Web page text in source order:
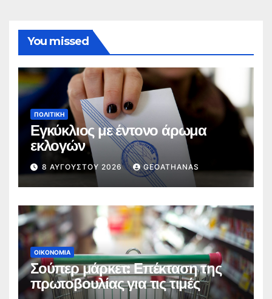
You missed
ΠΟΛΙΤΙΚΉ
Εγκύκλιος με έντονο άρωμα
εκλογών
8 ΑΥΓΟΎΣΤΟΥ 2026 GEOATHANAS
ΟΙΚΟΝΟΜΊΑ
Σούπερ μάρκετ: Επέκταση της
πρωτοβουλίας για τις τιμές